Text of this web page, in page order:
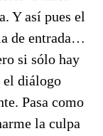
Y así pues el
de entrada…
si sólo hay
el diálogo
Pasa como
la culpa